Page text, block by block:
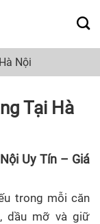
Nội
Tại Hà
Uy Tín – Giá
trong mỗi căn
dầu mỡ và giữ